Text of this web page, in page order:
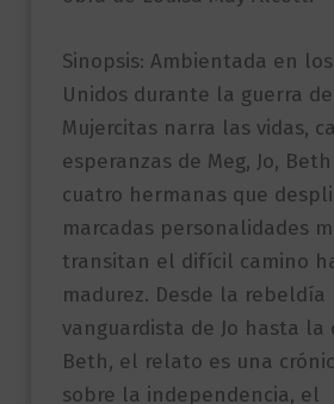
Sinopsis: Ambientada en
Unidos durante la guerra de
Mujercitas narra las vidas,
esperanzas de Meg, Jo,
cuatro hermanas que
marcadas personalidades
transitan el difícil camino
madurez. Desde la
vanguardista de Jo hasta la
Beth, el relato es una
sobre la independencia, el